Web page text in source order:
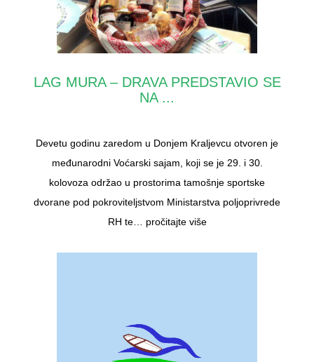
LAG MURA – DRAVA PREDSTAVIO SE
NA ...
Devetu godinu zaredom u Donjem Kraljevcu otvoren je
međunarodni Voćarski sajam, koji se je 29. i 30.
kolovoza održao u prostorima tamošnje sportske
dvorane pod pokroviteljstvom Ministarstva poljoprivrede
RH te… pročitajte više